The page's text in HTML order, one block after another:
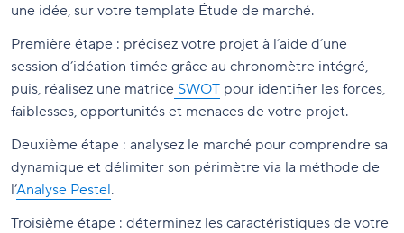
une idée, sur votre template Étude de marché.
Première étape : précisez votre projet à l’aide d’une
session d’idéation timée grâce au chronomètre intégré,
puis, réalisez une matrice SWOT pour identifier les forces,
faiblesses, opportunités et menaces de votre projet.
Deuxième étape : analysez le marché pour comprendre sa
dynamique et délimiter son périmètre via la méthode de
l’Analyse Pestel.
Troisième étape : déterminez les caractéristiques de votre